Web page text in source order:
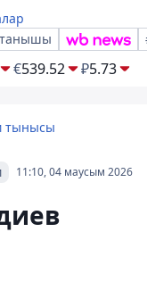
€539.52 ₽5.73
тынысы
11:10, 04 маусым 2026